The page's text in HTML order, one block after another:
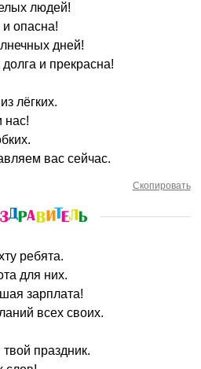
людей!
опасна!
дней!
и прекрасна!
лёгких.
нас!
вас сейчас.
Скопировать
ребята.
для них.
зарплата!
всех своих.
праздник.